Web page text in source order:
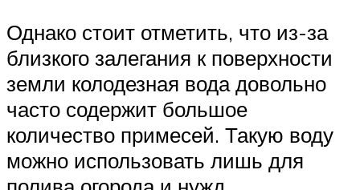
Однако стоит отметить, что из-за
близкого залегания к поверхности
земли колодезная вода довольно
часто содержит большое
количество примесей. Такую воду
можно использовать лишь для